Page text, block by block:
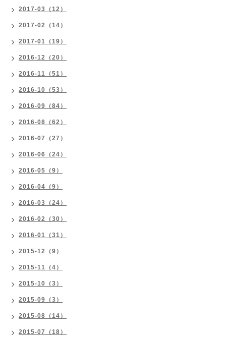
2017-03（12）
2017-02（14）
2017-01（19）
2016-12（20）
2016-11（51）
2016-10（53）
2016-09（84）
2016-08（62）
2016-07（27）
2016-06（24）
2016-05（9）
2016-04（9）
2016-03（24）
2016-02（30）
2016-01（31）
2015-12（9）
2015-11（4）
2015-10（3）
2015-09（3）
2015-08（14）
2015-07（18）